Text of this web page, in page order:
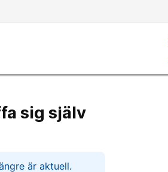
sig själv
är aktuell.